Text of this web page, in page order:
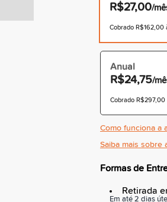
R$27,00/
Cobrado R$162,00
Anual
R$24,75/
Cobrado R$297,00
Como funciona a
Saiba mais sobre
Formas de
Retirada
Em até 2 dias